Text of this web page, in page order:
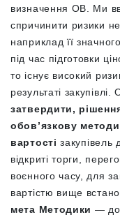
визначення ОВ. Ми
спричинити ризики
наприклад її
під час підготовки
то існує високий
результаті
затвердити,
обов’язкову
вартості закупівель
відкриті торги,
воєнного часу, для
вартістю вище
мета Методики —